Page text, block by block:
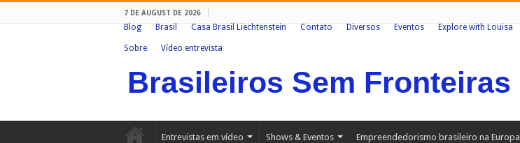
7 DE AUGUST DE 2026
Blog Brasil Casa Brasil Liechtenstein Contato Diversos Eventos Explore with Louisa
Sobre Vídeo entrevista
Brasileiros Sem Fronteiras
Entrevistas em vídeo Shows & Eventos Empreendedorismo brasileiro na Europa